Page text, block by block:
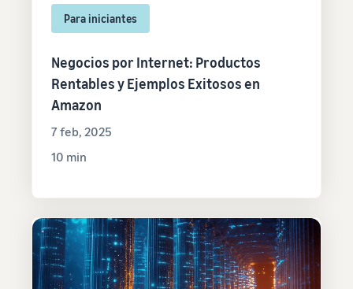
Para iniciantes
Negocios por Internet: Productos
Rentables y Ejemplos Exitosos en
Amazon
7 feb, 2025
10 min